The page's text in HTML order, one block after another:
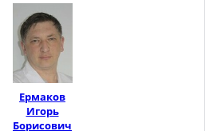
Ермаков
Игорь
Борисович